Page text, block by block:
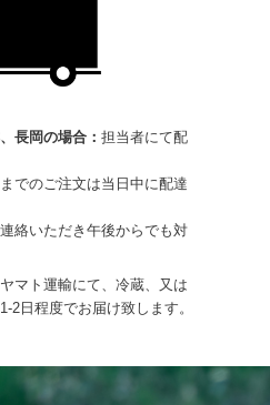
長岡の場合： 担当者にて配
でのご注文は当日中に配達
絡いただき午後からでも対
ヤマト運輸にて、冷蔵、又は
2日程度でお届け致します。